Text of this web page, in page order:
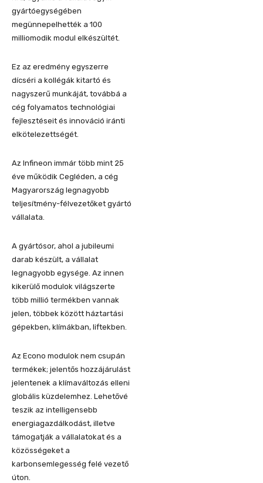
gyártóegységében
megünnepelhették a 100
milliomodik modul elkészültét.
Ez az eredmény egyszerre
dícséri a kollégák kitartó és
nagyszerű munkáját, továbbá a
cég folyamatos technológiai
fejlesztéseit és innováció iránti
elkötelezettségét.
Az Infineon immár több mint 25
éve működik Cegléden, a cég
Magyarország legnagyobb
teljesítmény-félvezetőket gyártó
vállalata.
A gyártósor, ahol a jubileumi
darab készült, a vállalat
legnagyobb egysége. Az innen
kikerülő modulok világszerte
több millió termékben vannak
jelen, többek között háztartási
gépekben, klímákban, liftekben.
Az Econo modulok nem csupán
termékek; jelentős hozzájárulást
jelentenek a klímaváltozás elleni
globális küzdelemhez. Lehetővé
teszik az intelligensebb
energiagazdálkodást, illetve
támogatják a vállalatokat és a
közösségeket a
karbonsemlegesség felé vezető
úton.